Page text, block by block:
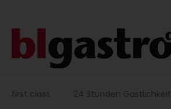
first class 24 Stunden Gastlichkeit